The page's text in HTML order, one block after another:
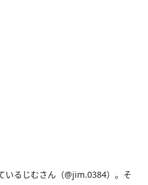
るじむさん（@jim.0384）。そ